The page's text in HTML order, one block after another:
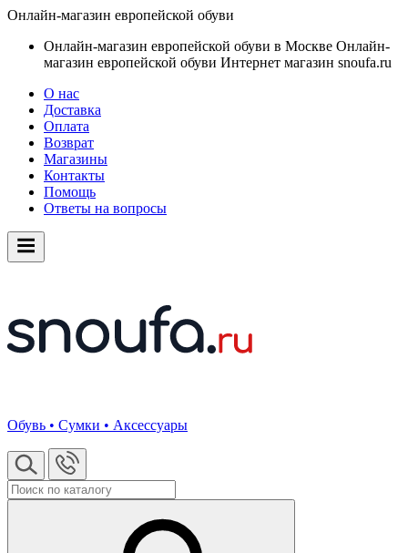
Онлайн-магазин европейской обуви
Онлайн-магазин европейской обуви в Москве Онлайн-
магазин европейской обуви Интернет магазин snoufa.ru
О нас
Доставка
Оплата
Возврат
Магазины
Контакты
Помощь
Ответы на вопросы
Обувь • Сумки • Аксессуары